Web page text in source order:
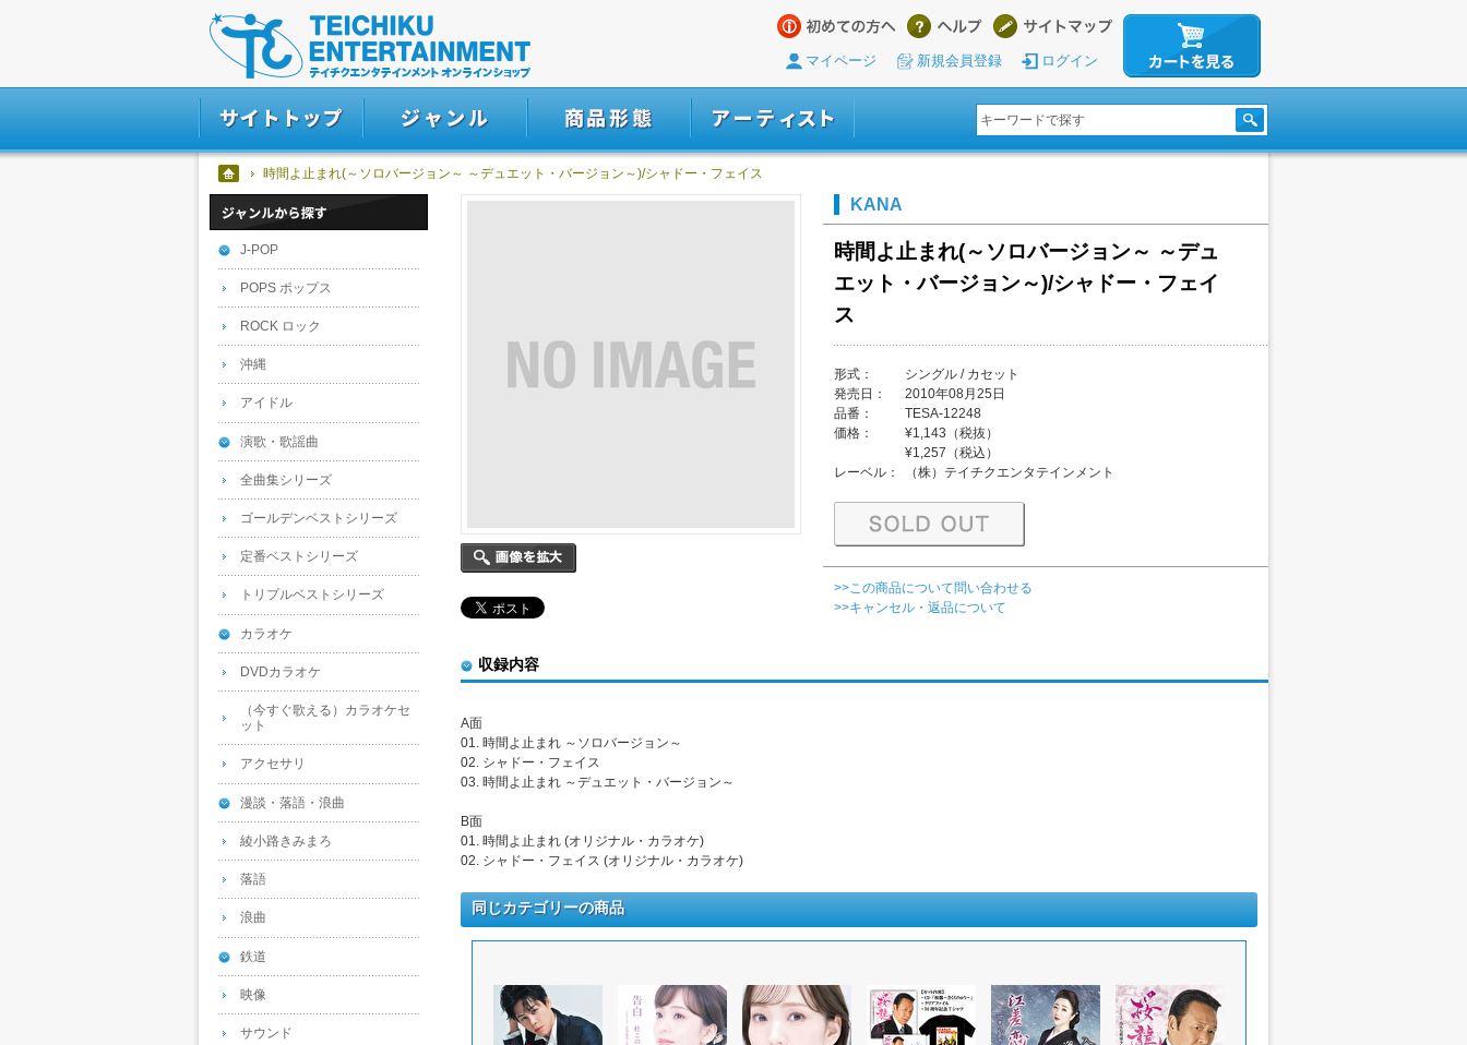
マイページ 新規会員登録 ログイン
時間よ止まれ(～ソロバージョン～ ～デュエット・バージョン～)/シャドー・フェイス
KANA
時間よ止まれ(～ソロバージョン～ ～デュ
エット・バージョン～)/シャドー・フェイ
ス
形式：
シングル / カセット
発売日：
2010年08月25日
品番：
TESA-12248
価格：
¥1,143（税抜）
¥1,257（税込）
レーベル：
（株）テイチクエンタテインメント
>>この商品について問い合わせる
>>キャンセル・返品について
収録内容
A面
01. 時間よ止まれ ～ソロバージョン～
02. シャドー・フェイス
03. 時間よ止まれ ～デュエット・バージョン～
B面
01. 時間よ止まれ (オリジナル・カラオケ)
02. シャドー・フェイス (オリジナル・カラオケ)
同じカテゴリーの商品
J-POP
POPS ポップス
ROCK ロック
沖縄
アイドル
演歌・歌謡曲
全曲集シリーズ
ゴールデンベストシリーズ
定番ベストシリーズ
トリプルベストシリーズ
カラオケ
DVDカラオケ
（今すぐ歌える）カラオケセ
ット
アクセサリ
漫談・落語・浪曲
綾小路きみまろ
落語
浪曲
鉄道
映像
サウンド